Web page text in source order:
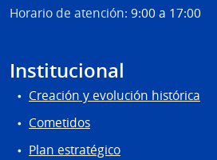
Horario de atención: 9:00 a 17:00
Institucional
Creación y evolución histórica
Cometidos
Plan estratégico